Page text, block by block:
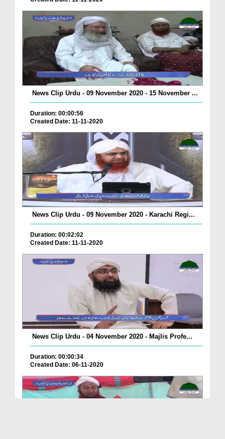
News Clip Urdu - 09 November 2020 - 15 November ...
Duration: 00:00:56
Created Date: 11-11-2020
News Clip Urdu - 09 November 2020 - Karachi Regi...
Duration: 00:02:02
Created Date: 11-11-2020
News Clip Urdu - 04 November 2020 - Majlis Profe...
Duration: 00:00:34
Created Date: 06-11-2020